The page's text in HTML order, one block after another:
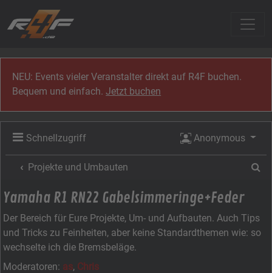
NEU: Events vieler Veranstalter direkt auf R4F buchen.
Bequem und einfach.Jetzt buchen
Schnellzugriff Anonymous
Projekte und Umbauten
Yamaha R1 RN22 Gabelsimmeringe+Feder
Der Bereich für Eure Projekte, Um- und Aufbauten. Auch Tips
und Tricks zu Feinheiten, aber keine Standardthemen wie: so
wechselte ich die Bremsbeläge.
Moderatoren: as, Chris